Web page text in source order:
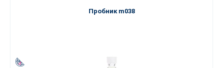
Пробник m038